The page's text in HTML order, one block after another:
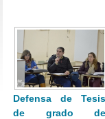
Defensa de
de grado de